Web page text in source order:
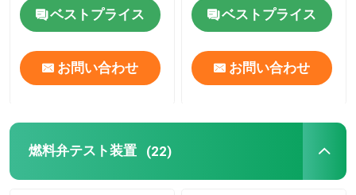
品質管理
ニュース
油圧高圧ポンプ
ベストプライス
お問い合わせ
ベストプライス
お問い合わせ
燃料弁テスト装置 (22)